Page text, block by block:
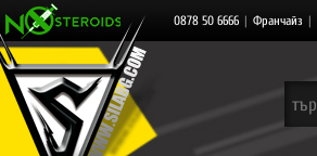
0878 50 6666 | Франчайз |